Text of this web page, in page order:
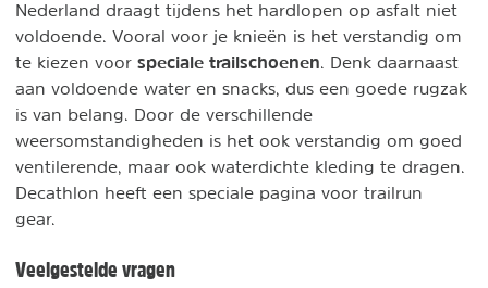
Nederland draagt tijdens het hardlopen op asfalt niet
voldoende. Vooral voor je knieën is het verstandig om
te kiezen voor speciale trailschoenen. Denk daarnaast
aan voldoende water en snacks, dus een goede rugzak
is van belang. Door de verschillende
weersomstandigheden is het ook verstandig om goed
ventilerende, maar ook waterdichte kleding te dragen.
Decathlon heeft een speciale pagina voor trailrun
gear.
Veelgestelde vragen